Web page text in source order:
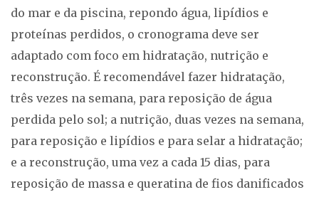
do mar e da piscina, repondo água, lipídios e
proteínas perdidos, o cronograma deve ser
adaptado com foco em hidratação, nutrição e
reconstrução. É recomendável fazer hidratação,
três vezes na semana, para reposição de água
perdida pelo sol; a nutrição, duas vezes na semana,
para reposição e lipídios e para selar a hidratação;
e a reconstrução, uma vez a cada 15 dias, para
reposição de massa e queratina de fios danificados